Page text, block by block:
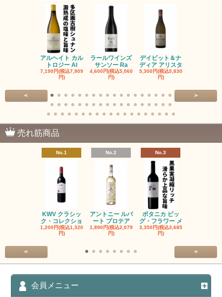
アルヘイト カル
トロジー Al
7,190円(税込7,909
円)
ラールワインズ
サンソー Ra
4,600円(税込5,060
円)
デイビット＆ナ
ディア アリスタ
5,300円(税込5,830
円)
< >
売れ筋商品
No.1
KWV クラシッ
ク・コレクショ
1,200円(税込1,320
円)
No.2
アントニー ルパ
ート プロテア
1,890円(税込2,079
円)
No.3
ボタニカ ビッ
グ・フラワー メ
3,350円(税込3,685
円)
< >
会員メニュー